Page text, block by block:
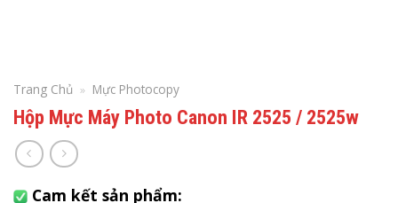
Trang Chủ » Mực Photocopy
Hộp Mực Máy Photo Canon IR 2525 / 2525w
Cam kết sản phẩm: